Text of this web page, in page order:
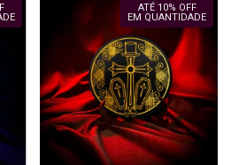
ATÉ 10% OFF
EM QUANTIDADE